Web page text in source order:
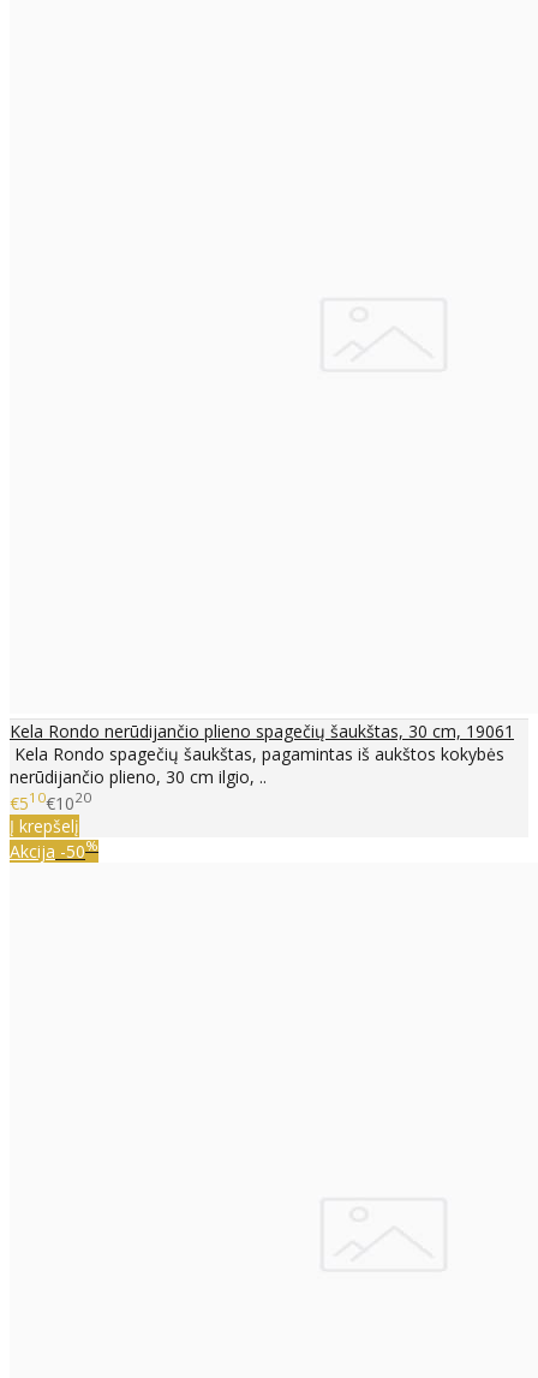
Kela Rondo nerūdijančio plieno spagečių šaukštas, 30 cm, 19061
Kela Rondo spagečių šaukštas, pagamintas iš aukštos kokybės
nerūdijančio plieno, 30 cm ilgio, ..
€510€1020
Į krepšelį
Akcija -50%